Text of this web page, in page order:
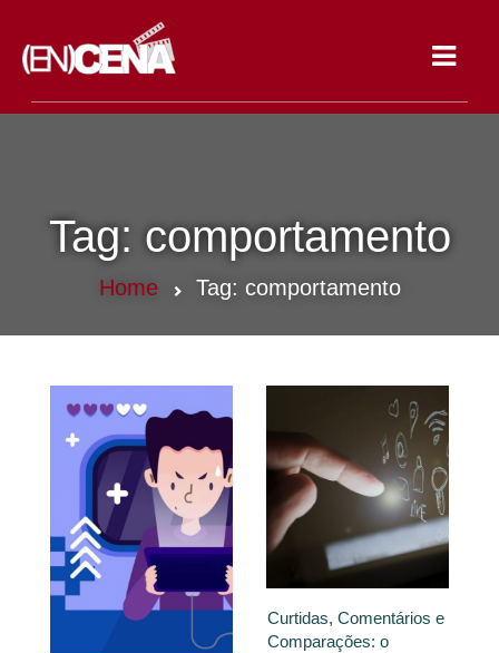
Tag: comportamento
Home Tag: comportamento
Curtidas, Comentários e
Comparações: o